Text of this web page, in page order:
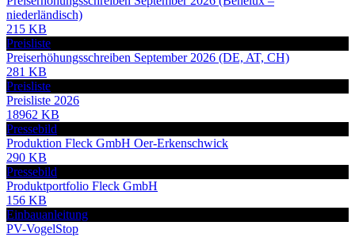
niederländisch)
215 KB
Preisliste
Preiserhöhungsschreiben September 2026 (DE, AT, CH)
281 KB
Preisliste
Preisliste 2026
18962 KB
Pressebild
Produktion Fleck GmbH Oer-Erkenschwick
290 KB
Pressebild
Produktportfolio Fleck GmbH
156 KB
Einbauanleitung
PV-VogelStop